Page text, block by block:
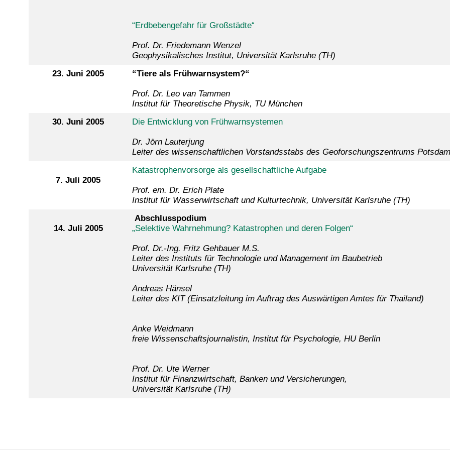
“Erdbebengefahr für Großstädte“
Prof. Dr. Friedemann Wenzel
Geophysikalisches Institut, Universität Karlsruhe (TH)
23. Juni 2005
“Tiere als Frühwarnsystem?“
Prof. Dr. Leo van Tammen
Institut für Theoretische Physik, TU München
30. Juni 2005
Die Entwicklung von Frühwarnsystemen
Dr. Jörn Lauterjung
Leiter des wissenschaftlichen Vorstandsstabs des Geoforschungszentrums Potsdam
7. Juli 2005
Katastrophenvorsorge als gesellschaftliche Aufgabe
Prof. em. Dr. Erich Plate
Institut für Wasserwirtschaft und Kulturtechnik, Universität Karlsruhe (TH)
14. Juli 2005
Abschlusspodium
„Selektive Wahrnehmung? Katastrophen und deren Folgen“
Prof. Dr.-Ing. Fritz Gehbauer M.S.
Leiter des Instituts für Technologie und Management im Baubetrieb
Universität Karlsruhe (TH)
Andreas Hänsel
Leiter des KIT (Einsatzleitung im Auftrag des Auswärtigen Amtes für Thailand)
Anke Weidmann
freie Wissenschaftsjournalistin, Institut für Psychologie, HU Berlin
Prof. Dr. Ute Werner
Institut für Finanzwirtschaft, Banken und Versicherungen,
Universität Karlsruhe (TH)